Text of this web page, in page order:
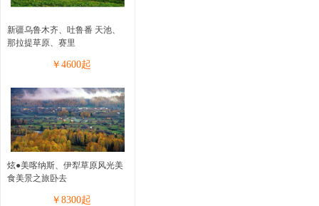
新疆乌鲁木齐、吐鲁番 天池、
那拉提草原、赛里
￥ 4600起
炫●美喀纳斯、伊犁草原风光美
食美景之旅卧去
￥ 8300起